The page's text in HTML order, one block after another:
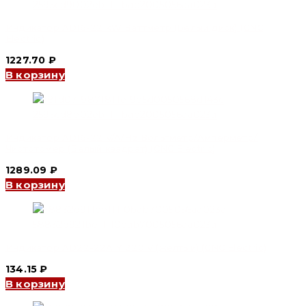
1227.70 ₽
В корзину
1289.09 ₽
В корзину
134.15₽
В корзину